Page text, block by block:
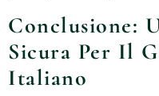
Conclusione:
Sicura Per Il
Italiano